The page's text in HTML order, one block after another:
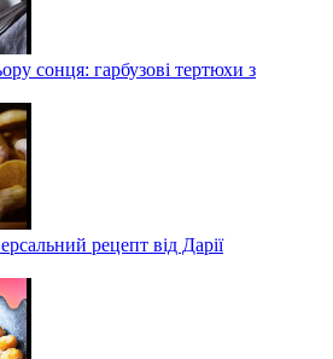
сонця: гарбузові тертюхи з
рецепт від Дарії